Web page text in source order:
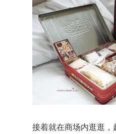
接着就在商场内逛逛，